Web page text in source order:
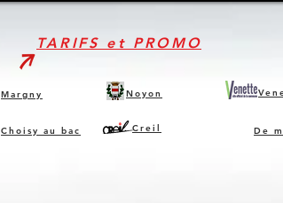
TARIFS et PROMO
Margny Noyon
Choisy au bac Creil De